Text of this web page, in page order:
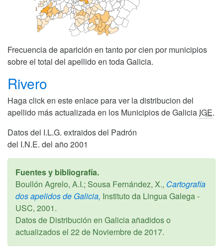
Frecuencia de aparición en tanto por cien por municipios
sobre el total del apellido en toda Galicia.
Rivero
Haga click en este enlace para ver la distribucion del
apellido más actualizada en los Municipios de Galicia IGE.
Datos del I.L.G. extraidos del Padrón
del I.N.E. del año 2001
Fuentes y bibliografía.
Boullón Agrelo, A.I.; Sousa Fernández, X., Cartografía
dos apelidos de Galicia, Instituto da Lingua Galega -
USC, 2001.
Datos de Distribución en Galicia añadidos o
actualizados el 22 de Noviembre de 2017.